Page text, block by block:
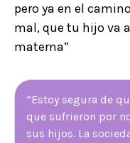
pero ya en el
mal, que tu hijo va
materna”
“Estoy segura de
que sufrieron por
sus hijos. La